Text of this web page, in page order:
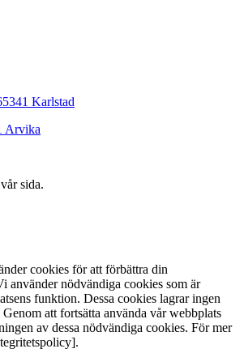
Karlstad
Arvika
sida.
cookies för att förbättra din
använder nödvändiga cookies som är
funktion. Dessa cookies lagrar ingen
att fortsätta använda vår webbplats
av dessa nödvändiga cookies. För mer